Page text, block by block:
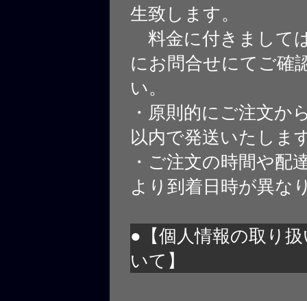
生致します。
料金に付きまして
にお問合せにてご確
い。
・原則的にご注文か
以内で発送いたしま
・ご注文の時間や配
より到着日時が異な
●【個人情報の取り
いて】